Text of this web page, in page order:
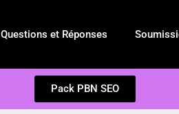
Questions et Réponses
Pack PBN SEO